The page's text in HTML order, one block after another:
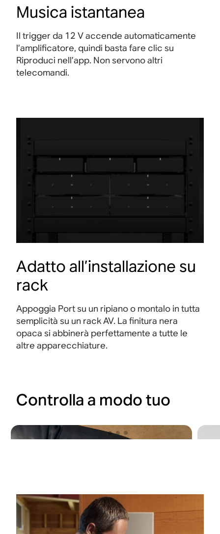
Musica istantanea
Il trigger da 12 V accende automaticamente
l’amplificatore, quindi basta fare clic su
Riproduci nell’app. Non servono altri
telecomandi.
Adatto all’installazione su
rack
Appoggia Port su un ripiano o montalo in tutta
semplicità su un rack AV. La finitura nera
opaca si abbinerà perfettamente a tutte le
altre apparecchiature.
Controlla a modo tuo